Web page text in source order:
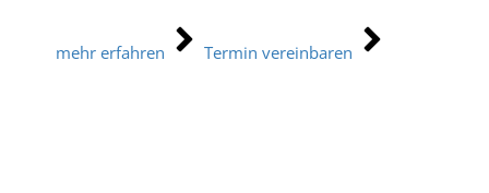
mehr erfahren Termin vereinbaren